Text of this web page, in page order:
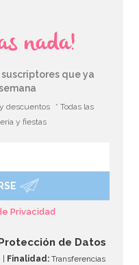
nada!
suscriptores que ya
descuentos
* Todas las
y fiestas
Privacidad
de Datos
Finalidad: Transferencias